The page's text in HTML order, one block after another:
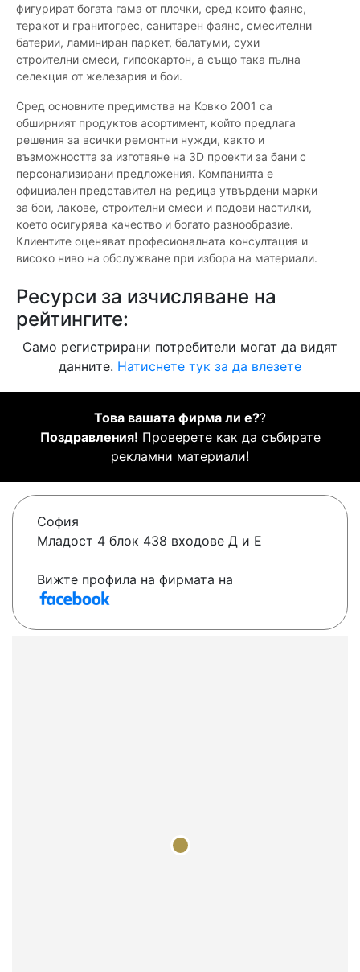
фигурират богата гама от плочки, сред които фаянс,
теракот и гранитогрес, санитарен фаянс, смесителни
батерии, ламиниран паркет, балатуми, сухи
строителни смеси, гипсокартон, а също така пълна
селекция от железария и бои.
Сред основните предимства на Ковко 2001 са
обширният продуктов асортимент, който предлага
решения за всички ремонтни нужди, както и
възможността за изготвяне на 3D проекти за бани с
персонализирани предложения. Компанията е
официален представител на редица утвърдени марки
за бои, лакове, строителни смеси и подови настилки,
което осигурява качество и богато разнообразие.
Клиентите оценяват професионалната консултация и
високо ниво на обслужване при избора на материали.
Ресурси за изчисляване на
рейтингите:
Само регистрирани потребители могат да видят
данните. Натиснете тук за да влезете
Това вашата фирма ли е??
Поздравления! Проверете как да събирате
рекламни материали!
София
Младост 4 блок 438 входове Д и Е
Вижте профила на фирмата на